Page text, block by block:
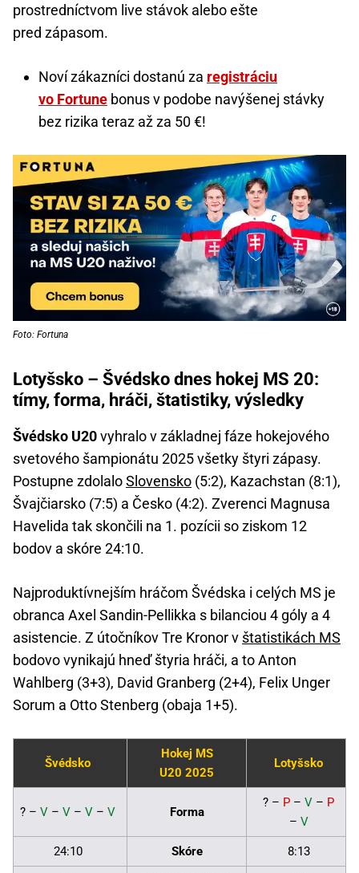
prostredníctvom live stávok alebo ešte
pred zápasom.
Noví zákazníci dostanú za registráciu
vo Fortune bonus v podobe navýšenej stávky
bez rizika teraz až za 50 €!
Foto: Fortuna
Lotyšsko – Švédsko dnes hokej MS 20:
tímy, forma, hráči, štatistiky, výsledky
Švédsko U20vyhralo v základnej fáze hokejového
svetového šampionátu 2025 všetky štyri zápasy.
Postupne zdolaloSlovensko (5:2), Kazachstan (8:1),
Švajčiarsko (7:5) a Česko (4:2). Zverenci Magnusa
Havelida tak skončili na 1. pozícii so ziskom 12
bodov a skóre 24:10.
Najproduktívnejším hráčom Švédska i celých MS je
obranca Axel Sandin-Pellikka s bilanciou 4 góly a 4
asistencie. Z útočníkov Tre Kronor v štatistikách MS
bodovo vynikajú hneď štyria hráči, a to Anton
Wahlberg (3+3), David Granberg (2+4), Felix Unger
Sorum a Otto Stenberg (obaja 1+5).
Švédsko
Hokej MS
U20 2025
Lotyšsko
? – V – V – V – V Forma
? – P – V – P
– V
24:10 Skóre 8:13